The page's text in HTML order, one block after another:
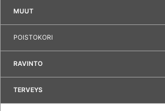
MUUT
POISTOKORI
RAVINTO
TERVEYS